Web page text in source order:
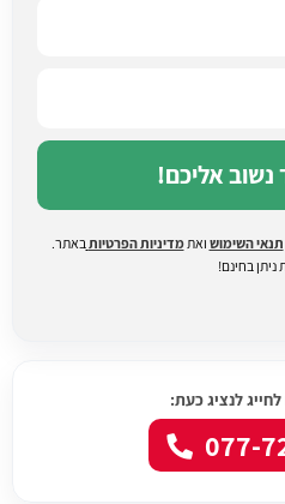
נשוב אליכם!
תנאי השימוש ואתמדיניות הפרטיות באתר.
ניתן בחינם!
לנציג כעת:
077-